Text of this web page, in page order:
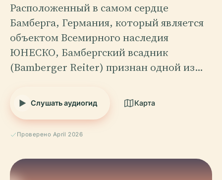
Расположенный в самом сердце
Бамберга, Германия, который является
объектом Всемирного наследия
ЮНЕСКО, Бамбергский всадник
(Bamberger Reiter) признан одной из…
Слушать аудиогид Карта
Проверено April 2026